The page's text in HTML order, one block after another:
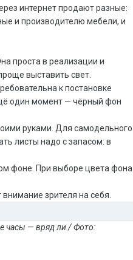
интернет продают разные:
и производителю мебели, и
проста в реализации и
выставить свет.
к постановке
один момент — чёрный фон
руками. Для самодельного
листы надо с запасом: в
фоне. При выборе цвета фона
зрителя на себя.
часы — вряд ли / Фото: